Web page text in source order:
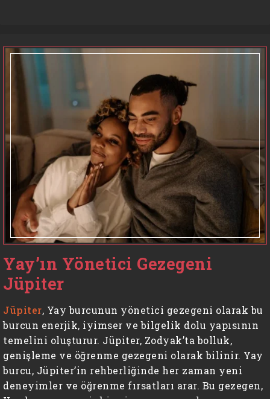
Yay’ın Yönetici Gezegeni
Jüpiter
Jüpiter, Yay burcunun yönetici gezegeni olarak bu
burcun enerjik, iyimser ve bilgelik dolu yapısının
temelini oluşturur. Jüpiter, Zodyak’ta bolluk,
genişleme ve öğrenme gezegeni olarak bilinir. Yay
burcu, Jüpiter’in rehberliğinde her zaman yeni
deneyimler ve öğrenme fırsatları arar. Bu gezegen,